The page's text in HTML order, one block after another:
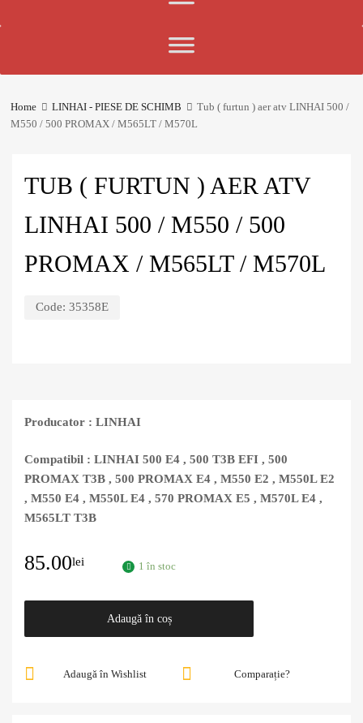
Home LINHAI - PIESE DE SCHIMB
Tub ( furtun ) aer atv LINHAI 500 /
M550 / 500 PROMAX / M565LT / M570L
TUB ( FURTUN ) AER ATV
LINHAI 500 / M550 / 500
PROMAX / M565LT / M570L
Code: 35358E
Producator : LINHAI
Compatibil : LINHAI 500 E4 , 500 T3B EFI , 500
PROMAX T3B , 500 PROMAX E4 , M550 E2 , M550L E2
, M550 E4 , M550L E4 , 570 PROMAX E5 , M570L E4 ,
M565LT T3B
85.00lei 1 în stoc
Adaugă în coș
Comparație?
Adaugă în Wishlist